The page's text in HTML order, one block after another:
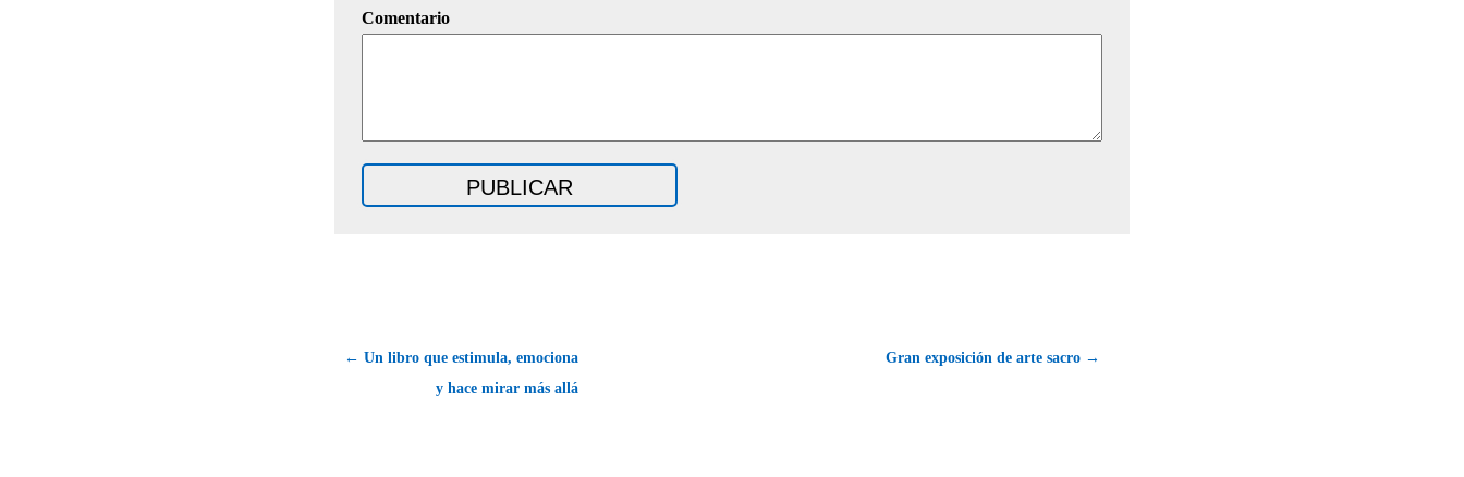
Comentario
← Un libro que estimula, emociona
y hace mirar más allá
Gran exposición de arte sacro →